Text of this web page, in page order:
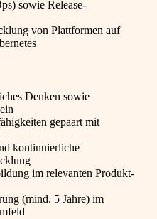
sowie Release-
von Plattformen auf
Denken sowie
gepaart mit
kontinuierliche
im relevanten Produkt-
(mind. 5 Jahre) im